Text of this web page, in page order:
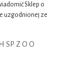
Sklep o
uzgodnionej ze
SP Z O O